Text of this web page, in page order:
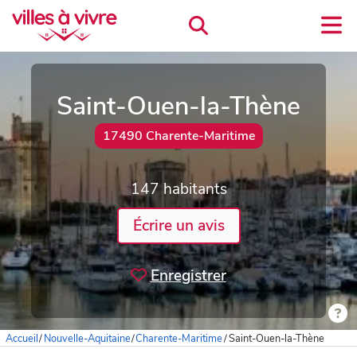
Saint-Ouen-la-Thène
17490 Charente-Maritime
147 habitants
Écrire un avis
Enregistrer
Accueil/Nouvelle-Aquitaine/Charente-Maritime/Saint-Ouen-la-Thène